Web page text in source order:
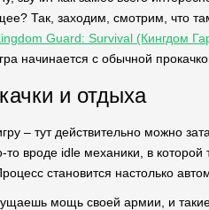
Так, заходим, смотрим, что
Guard: Survival (Кингдом
начинается с обычной
и отдыха
– тут действительно можно
то вроде idle механики, в
становится настолько
мощь своей армии, и